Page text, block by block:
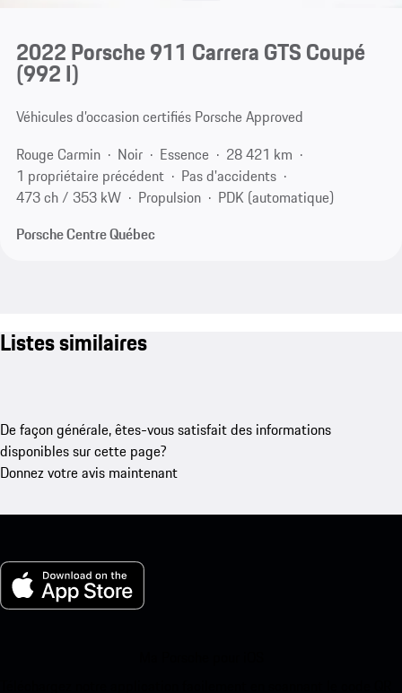
2022 Porsche 911 Carrera GTS Coupé
(992 I)
Véhicules d’occasion certifiés Porsche Approved
Rouge Carmin
Noir Essence
28 421 km
1 propriétaire précédent
Pas d'accidents
473 ch / 353 kW
Propulsion
PDK (automatique)
Porsche Centre Québec
Listes similaires
De façon générale, êtes-vous satisfait des informations
disponibles sur cette page?
Donnez votre avis maintenant